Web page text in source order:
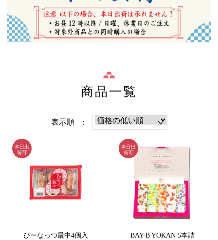
商品一覧
表示順 :
ぴーなっつ最中4個入 BAY-B YOKAN 5本詰